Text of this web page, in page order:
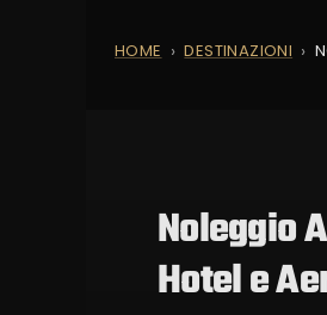
HOME DESTINAZIONI
Noleggio
Hotel e